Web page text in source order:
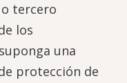
o tercero
los
una
protección de